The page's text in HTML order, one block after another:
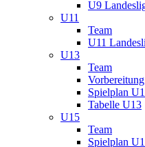
U9
U11
Team
U11
U13
Team
Spielplan
Tabelle U13
U15
Team
Spielplan